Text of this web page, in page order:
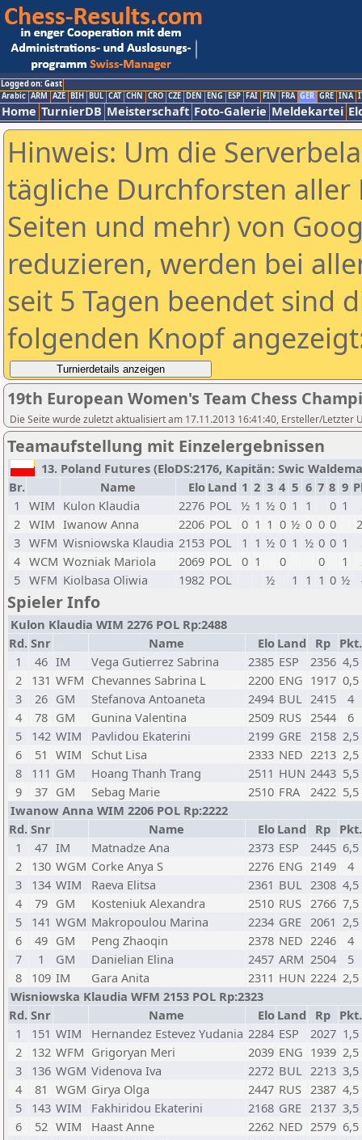
Logged on: Gast
Arabic ARM AZE BIH BUL CAT CHN CRO CZE DEN ENG ESP FAI FIN FRA GER GRE INA
Home TurnierDB Meisterschaft Foto-Galerie Meldekartei
Hinweis: Um die
tägliche Durchforsten aller
Seiten und mehr) von
reduzieren, werden bei
seit 5 Tagen beendet sind
folgenden Knopf
19th European Women's Team Chess
Die Seite wurde zuletzt aktualisiert am 17.11.2013 16:41:40, Ersteller/
Teamaufstellung mit Einzelergebnissen
13. Poland Futures (EloDS:2176, Kapitän: Swic
Br.
Name Elo Land 1 2 3 4 5 6 7 8 9
1
WIM Kulon Klaudia 2276 POL ½ 1 ½ 0 1 1 0 1
2 WIM Iwanow Anna 2206 POL 0 1 1 0 ½ 0 0 0
3 WFM Wisniowska Klaudia 2153 POL 1 1 ½ 0 1 ½ 0 0 1
4 WCM Wozniak Mariola 2069 POL 0 1 0 0 1
5 WFM Kiolbasa Oliwia 1982 POL ½ 1 1 1 0 ½
Spieler Info
Kulon Klaudia WIM 2276 POL Rp:2488
Rd. Snr Name Elo Land Rp Pkt.
1
46 IM Vega Gutierrez Sabrina 2385 ESP 2356 4,5
2
131 WFM Chevannes Sabrina L 2200 ENG 1917 0,5
3
26 GM Stefanova Antoaneta 2494 BUL 2415
4
4
78 GM Gunina Valentina 2509 RUS 2544
6
5
142 WIM Pavlidou Ekaterini 2199 GRE 2158 2,5
6
51 WIM Schut Lisa 2333 NED 2213 2,5
8
111 GM Hoang Thanh Trang 2511 HUN 2443 5,5
9
37 GM Sebag Marie 2510 FRA 2422 5,5
Iwanow Anna WIM 2206 POL Rp:2222
Rd. Snr Name Elo Land Rp Pkt.
1
47 IM Matnadze Ana 2373 ESP 2445 6,5
2
130 WGM Corke Anya S 2276 ENG 2149
4
3
134 WIM Raeva Elitsa 2361 BUL 2308 4,5
4
79 GM Kosteniuk Alexandra 2510 RUS 2766 7,5
5
141 WGM Makropoulou Marina 2234 GRE 2061 2,5
6
49 GM Peng Zhaoqin 2378 NED 2246
4
7
1 GM Danielian Elina 2457 ARM 2504
5
8
109 IM Gara Anita 2311 HUN 2224 2,5
Wisniowska Klaudia WFM 2153 POL Rp:2323
Rd. Snr Name Elo Land Rp Pkt.
1
151 WIM Hernandez Estevez Yudania 2284 ESP 2027 1,5
2
132 WFM Grigoryan Meri 2039 ENG 1939 2,5
3
136 WGM Videnova Iva 2272 BUL 2213 3,5
4
81 WGM Girya Olga 2447 RUS 2387 4,5
5
143 WIM Fakhiridou Ekaterini 2168 GRE 2137 3,5
6
52 WIM Haast Anne 2262 NED 2579 6,5